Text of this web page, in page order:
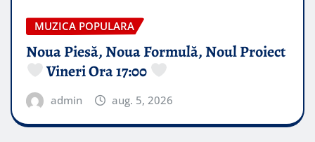
MUZICA POPULARA
Noua Piesă, Noua Formulă, Noul Proiect
Vineri Ora 17:00
admin aug. 5, 2026